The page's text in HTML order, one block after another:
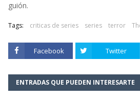
guión.
Tags: criticas de series series terror
Facebook Twitter
ENTRADAS QUE PUEDEN INTERESARTE